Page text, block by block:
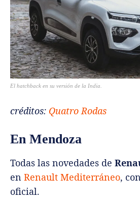
El hatchback en su versión de la India.
créditos: Quatro Rodas
En Mendoza
Todas las novedades de
en Renault Mediterráneo,
oficial.